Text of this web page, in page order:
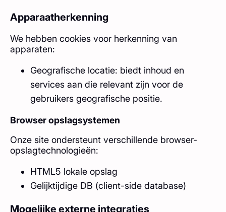
Apparaatherkenning
We hebben cookies voor herkenning van
apparaten:
Geografische locatie: biedt inhoud en
services aan die relevant zijn voor de
gebruikers geografische positie.
Browser opslagsystemen
Onze site ondersteunt verschillende browser-
opslagtechnologieën:
HTML5 lokale opslag
Gelijktijdige DB (client-side database)
Mogelijke externe integraties